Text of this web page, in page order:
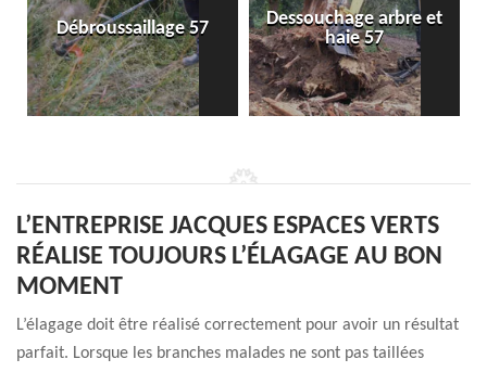
Débroussaillage 57
Dessouchage arbre et
haie 57
L’ENTREPRISE JACQUES ESPACES VERTS
RÉALISE TOUJOURS L’ÉLAGAGE AU BON
MOMENT
L’élagage doit être réalisé correctement pour avoir un résultat
parfait. Lorsque les branches malades ne sont pas taillées